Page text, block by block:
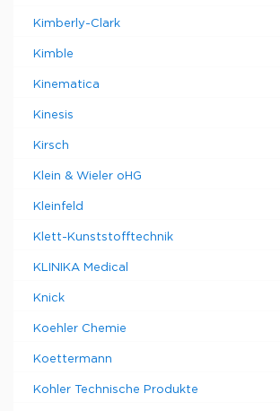
Kimberly-Clark
Kimble
Kinematica
Kinesis
Kirsch
Klein & Wieler oHG
Kleinfeld
Klett-Kunststofftechnik
KLINIKA Medical
Knick
Koehler Chemie
Koettermann
Kohler Technische Produkte